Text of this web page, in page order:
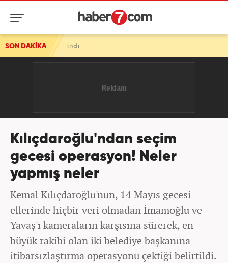
SON DAKİKA
Kılıçdaroğlu'ndan seçim
gecesi operasyon! Neler
yapmış neler
Kemal Kılıçdaroğlu'nun, 14 Mayıs gecesi
ellerinde hiçbir veri olmadan İmamoğlu ve
Yavaş'ı kameraların karşısına sürerek, en
büyük rakibi olan iki belediye başkanına
itibarsızlaştırma operasyonu çektiği belirtildi.